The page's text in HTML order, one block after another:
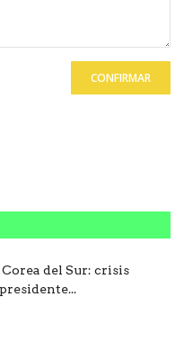
CONFIRMAR
del Sur: crisis